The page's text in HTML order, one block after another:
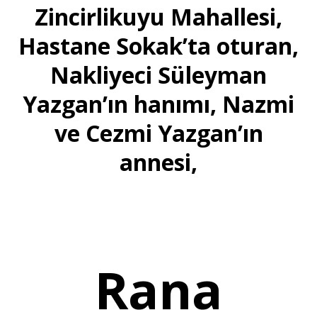
Zincirlikuyu Mahallesi,
Hastane Sokak’ta oturan,
Nakliyeci Süleyman
Yazgan’ın hanımı, Nazmi
ve Cezmi Yazgan’ın
annesi,
Rana